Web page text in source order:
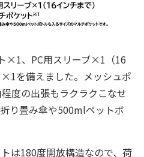
×1、PC用スリーブ×1（16
を備えました。メッシュポ
度の出張もラクラクこなせ
り畳み傘や500mlペットボ
は180度開放構造なので、荷